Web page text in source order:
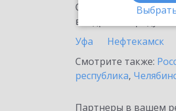
Ознакомьтесь с
внедрение продукта.
Уфа
Нефтекамск
Смотрите также:
республика,
Партнеры в вашем